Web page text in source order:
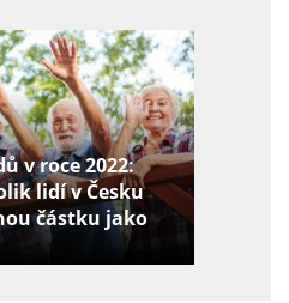
v roce 2022:
lidí v Česku
částku jako